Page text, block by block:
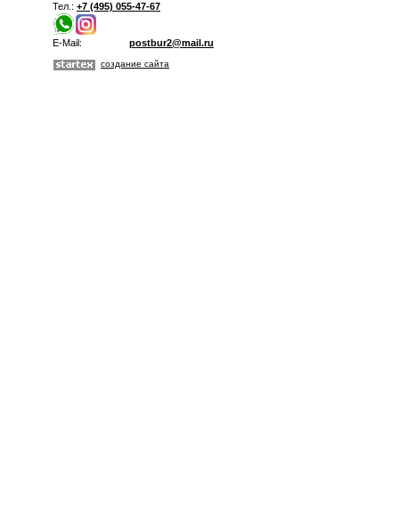
Тел.: +7 (495) 055-47-67
E-Mail: postbur2@mail.ru
создание сайта